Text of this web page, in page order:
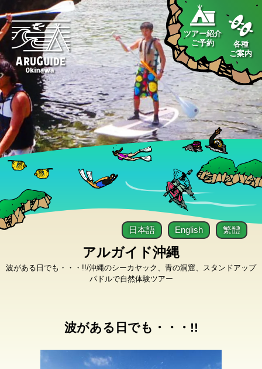
ツアー紹介
ご予約
各種
ご案内
アルガイド沖縄
波がある日でも・・・!!/沖縄のシーカヤック、青の洞窟、スタンドアップ
パドルで自然体験ツアー
日本語 English 繁體
波がある日でも・・・!!